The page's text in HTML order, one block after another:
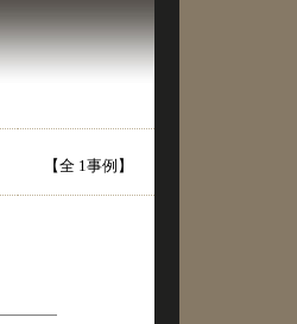
【全 1事例】